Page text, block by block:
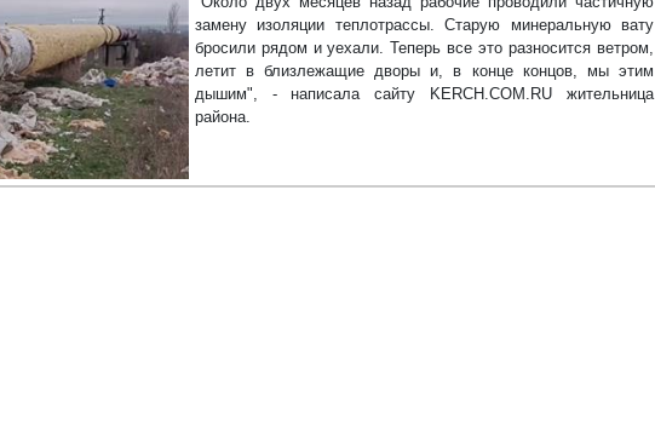
замену изоляции теплотрассы. Старую минеральную вату
бросили рядом и уехали. Теперь все это разносится ветром,
летит в близлежащие дворы и, в конце концов, мы этим
дышим", - написала сайту KERCH.COM.RU жительница
района.